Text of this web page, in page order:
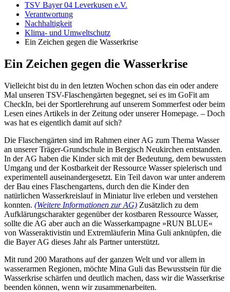
TSV Bayer 04 Leverkusen e.V.
Verantwortung
Nachhaltigkeit
Klima- und Umweltschutz
Ein Zeichen gegen die Wasserkrise
Ein Zeichen gegen die Wasserkrise
Vielleicht bist du in den letzten Wochen schon das ein oder andere
Mal unseren TSV-Flaschengärten begegnet, sei es im GoFit am
CheckIn, bei der Sportlerehrung auf unserem Sommerfest oder beim
Lesen eines Artikels in der Zeitung oder unserer Homepage. – Doch
was hat es eigentlich damit auf sich?
Die Flaschengärten sind im Rahmen einer AG zum Thema Wasser
an unserer Träger-Grundschule in Bergisch Neukirchen entstanden.
In der AG haben die Kinder sich mit der Bedeutung, dem bewussten
Umgang und der Kostbarkeit der Ressource Wasser spielerisch und
experimentell auseinandergesetzt. Ein Teil davon war unter anderem
der Bau eines Flaschengartens, durch den die Kinder den
natürlichen Wasserkreislauf in Miniatur live erleben und verstehen
konnten. (Weitere Informationen zur AG) Zusätzlich zu dem
Aufklärungscharakter gegenüber der kostbaren Ressource Wasser,
sollte die AG aber auch an die Wasserkampagne »RUN BLUE«
von Wasseraktivistin und Extremläuferin Mina Guli anknüpfen, die
die Bayer AG dieses Jahr als Partner unterstützt.
Mit rund 200 Marathons auf der ganzen Welt und vor allem in
wasserarmen Regionen, möchte Mina Guli das Bewusstsein für die
Wasserkrise schärfen und deutlich machen, dass wir die Wasserkrise
beenden können, wenn wir zusammenarbeiten.